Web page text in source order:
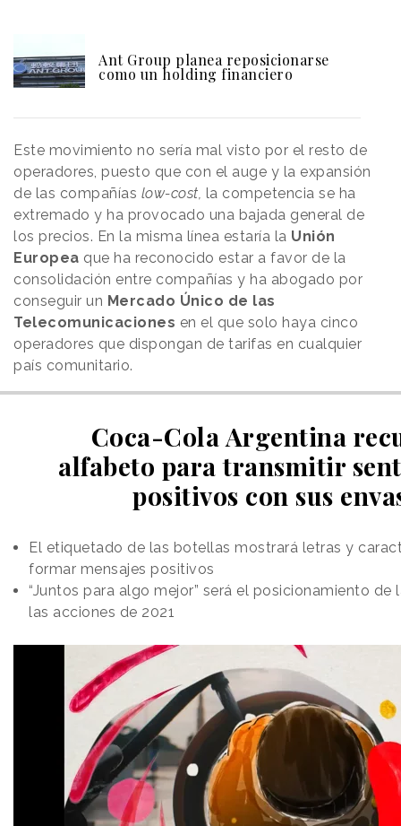
Ant Group planea reposicionarse
como un holding financiero
Este movimiento no sería mal visto por el resto de
operadores, puesto que con el auge y la expansión
de las compañías low-cost, la competencia se ha
extremado y ha provocado una bajada general de
los precios. En la misma línea estaría la Unión
Europea que ha reconocido estar a favor de la
consolidación entre compañías y ha abogado por
conseguir un Mercado Único de las
Telecomunicaciones en el que solo haya cinco
operadores que dispongan de tarifas en cualquier
país comunitario.
Coca-Cola Argentina
alfabeto para transmitir
positivos con sus
El etiquetado de las botellas mostrará letras y
formar mensajes positivos
“Juntos para algo mejor” será el posicionamiento de
las acciones de 2021